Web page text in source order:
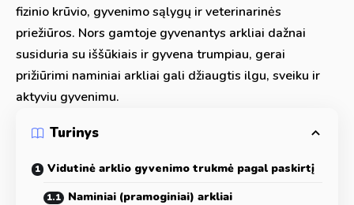
fizinio krūvio, gyvenimo sąlygų ir veterinarinės
priežiūros. Nors gamtoje gyvenantys arkliai dažnai
susiduria su iššūkiais ir gyvena trumpiau, gerai
prižiūrimi naminiai arkliai gali džiaugtis ilgu, sveiku ir
aktyviu gyvenimu.
Turinys
Vidutinė arklio gyvenimo trukmė pagal paskirtį
Naminiai (pramoginiai) arkliai